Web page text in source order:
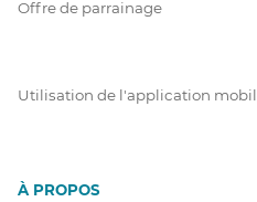
Offre de parrainage
Utilisation de l'application
À PROPOS